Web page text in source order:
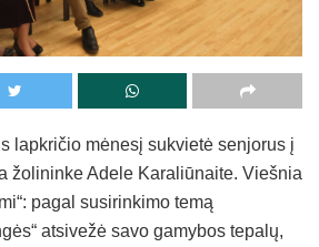
lapkričio mėnesį sukvietė senjorus į
žolininke Adele Karaliūnaite. Viešnia
pagal susirinkimo temą
atsivežė savo gamybos tepalų,